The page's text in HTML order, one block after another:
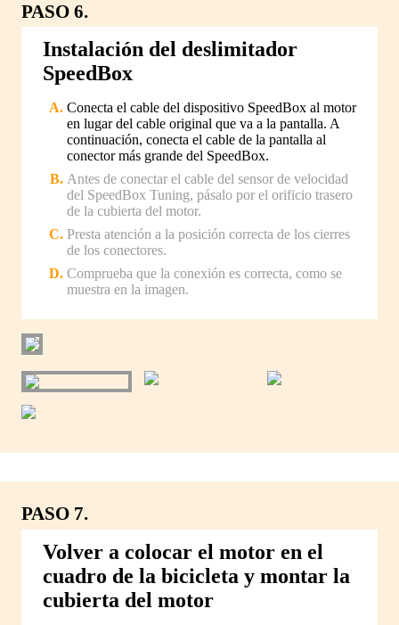
PASO 6.
Instalación del deslimitador
SpeedBox
Conecta el cable del dispositivo SpeedBox al motor
en lugar del cable original que va a la pantalla. A
continuación, conecta el cable de la pantalla al
conector más grande del SpeedBox.
Antes de conectar el cable del sensor de velocidad
del SpeedBox Tuning, pásalo por el orificio trasero
de la cubierta del motor.
Presta atención a la posición correcta de los cierres
de los conectores.
Comprueba que la conexión es correcta, como se
muestra en la imagen.
PASO 7.
Volver a colocar el motor en el
cuadro de la bicicleta y montar la
cubierta del motor